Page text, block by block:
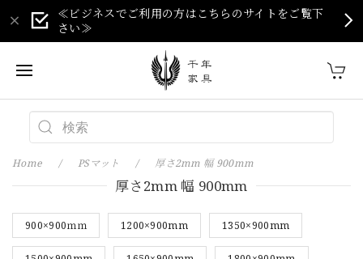
≪ビジネスでご利用の方はこちらのサイトをご覧下
さい≫
Home PSマット 厚さ2mm 幅 900mm
厚さ2mm 幅 900mm
900×900ｍｍ 1200×900mm 1350×900mm